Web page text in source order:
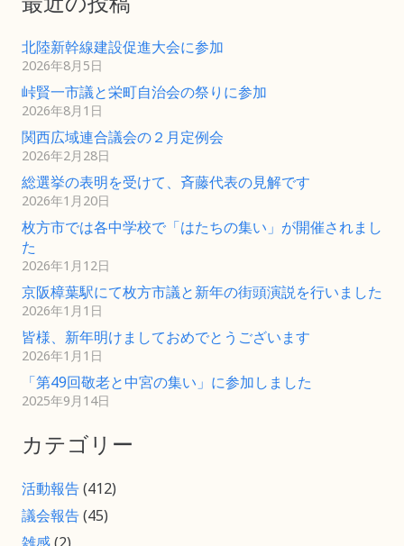
北陸新幹線建設促進大会に参加
2026年8月5日
峠賢一市議と栄町自治会の祭りに参加
2026年8月1日
関西広域連合議会の２月定例会
2026年2月28日
総選挙の表明を受けて、斉藤代表の見解です
2026年1月20日
枚方市では各中学校で「はたちの集い」が開催されまし
た
2026年1月12日
京阪樟葉駅にて枚方市議と新年の街頭演説を行いました
2026年1月1日
皆様、新年明けましておめでとうございます
2026年1月1日
「第49回敬老と中宮の集い」に参加しました
2025年9月14日
カテゴリー
活動報告(412)
議会報告(45)